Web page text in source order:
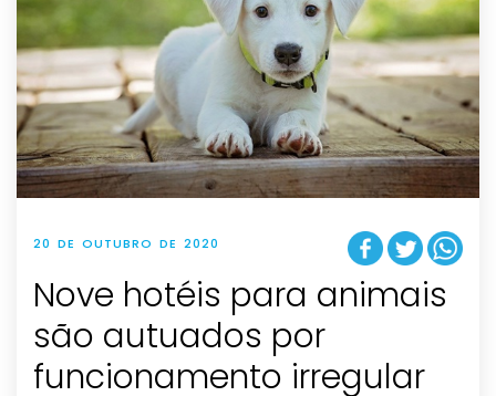
20 DE OUTUBRO DE 2020
Nove hotéis para animais
são autuados por
funcionamento irregular